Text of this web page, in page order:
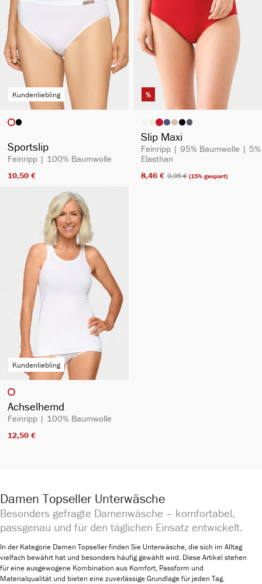
Kundenliebling
Artikelfarbe
Sportslip
Feinripp | 100% Baumwolle
10,50 €​
%
Artikelfarbeauswählen
Slip Maxi
Feinripp | 95% Baumwolle | 5%
Elasthan
8,46 €​ 9,95 €​(15% gespart)
Kundenliebling
Artikelfarbe
Achselhemd
Feinripp | 100% Baumwolle
12,50 €​
Damen Topseller Unterwäsche
Besonders gefragte Damenwäsche – komfortabel,
passgenau und für den täglichen Einsatz entwickelt.
In der Kategorie Damen Topseller finden Sie Unterwäsche, die sich im Alltag
vielfach bewährt hat und besonders häufig gewählt wird. Diese Artikel stehen
für eine ausgewogene Kombination aus Komfort, Passform und
Materialqualität und bieten eine zuverlässige Grundlage für jeden Tag.